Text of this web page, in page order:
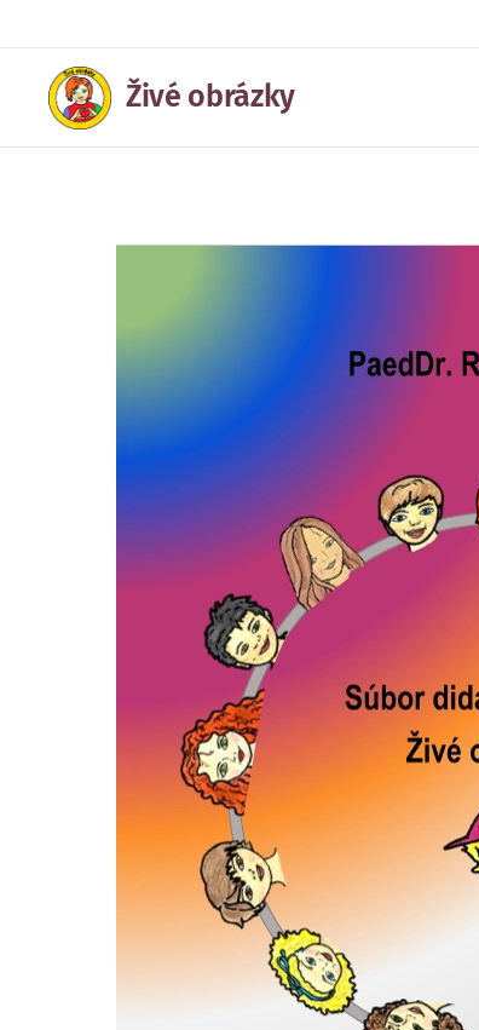
Živé obrázky